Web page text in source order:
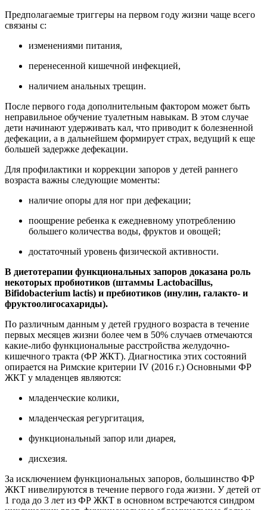
Предполагаемые триггеры на первом году жизни чаще всего
связаны с:
изменениями питания,
перенесенной кишечной инфекцией,
наличием анальных трещин.
После первого года дополнительным фактором может быть
неправильное обучение туалетным навыкам. В этом случае
дети начинают удерживать кал, что приводит к болезненной
дефекации, а в дальнейшем формирует страх, ведущий к еще
большей задержке дефекации.
Для профилактики и коррекции запоров у детей раннего
возраста важны следующие моменты:
наличие опоры для ног при дефекации;
поощрение ребенка к ежедневному употреблению
большего количества воды, фруктов и овощей;
достаточный уровень физической активности.
В диетотерапии функциональных запоров доказана роль
некоторых пробиотиков (штаммы Lactobacillus,
Bifidobacterium lactis) и пребиотиков (инулин, галакто- и
фруктоолигосахариды).
По различным данным у детей грудного возраста в течение
первых месяцев жизни более чем в 50% случаев отмечаются
какие-либо функциональные расстройства желудочно-
кишечного тракта (ФР ЖКТ). Диагностика этих состояний
опирается на Римские критерии IV (2016 г.) Основными ФР
ЖКТ у младенцев являются:
младенческие колики,
младенческая регургитация,
функциональный запор или диарея,
дисхезия.
За исключением функциональных запоров, большинство ФР
ЖКТ нивелируются в течение первого года жизни. У детей от
1 года до 3 лет из ФР ЖКТ в основном встречаются синдром